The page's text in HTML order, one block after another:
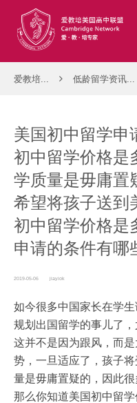
爱教培... 低龄留学资讯...
美国初中留学申
初中留学价格是
学质量是毋庸置
希望将孩子送到
初中留学价格是
申请的条件有哪
2019-05-06 jiayiok
如今很多中国家长在学
规划出国留学的事儿了
这并不是因为跟风，而
势，一旦适应了，孩子
量是毋庸置疑的，因此很
那么你知道美国初中留